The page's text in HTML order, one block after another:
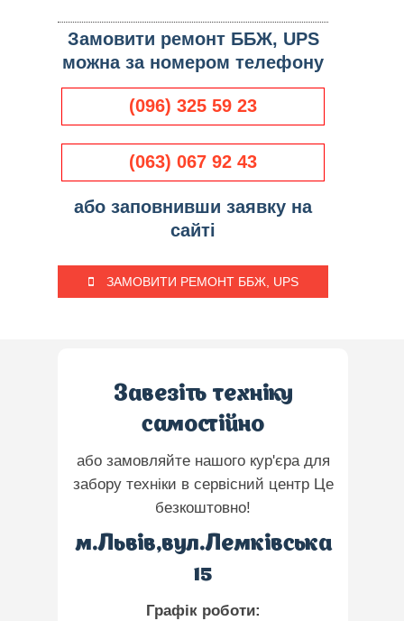
Замовити ремонт ББЖ, UPS
можна за номером телефону
(096) 325 59 23
(063) 067 92 43
або заповнивши заявку на
сайті
ЗАМОВИТИ РЕМОНТ ББЖ, UPS
Завезіть техніку
самостійно
або замовляйте нашого кур'єра для
забору техніки в сервісний центр Це
безкоштовно!
м.Львів,вул.Лемківська
15
Графік роботи: